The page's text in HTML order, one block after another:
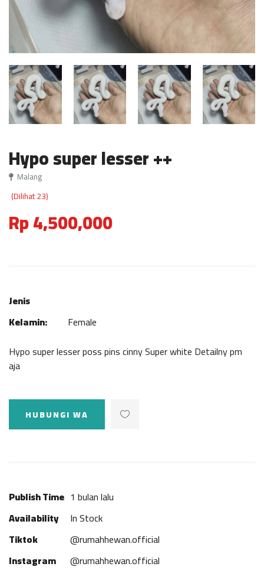
Hypo super lesser ++
Malang
(Dilihat 23)
Rp 4,500,000
Jenis
Kelamin:
Female
Hypo super lesser poss pins cinny Super white Detailny pm
aja
HUBUNGI WA
Publish Time 1 bulan lalu
Availability
In Stock
Tiktok
@rumahhewan.official
Instagram
@rumahhewan.official